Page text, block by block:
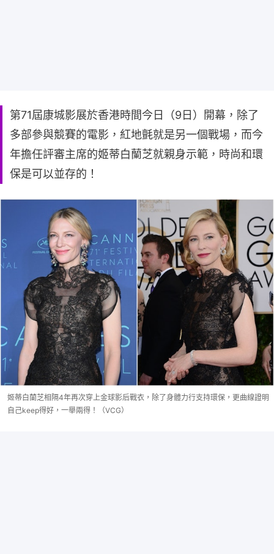
第71屆康城影展於香港時間今日（9日）開幕，除了
多部參與競賽的電影，紅地氈就是另一個戰場，而今
年擔任評審主席的姬蒂白蘭芝就親身示範，時尚和環
保是可以並存的！
姬蒂白蘭芝相隔4年再次穿上金球影后戰衣，除了身體力行支持環保，更曲線證明
自己keep得好，一舉兩得！（VCG）